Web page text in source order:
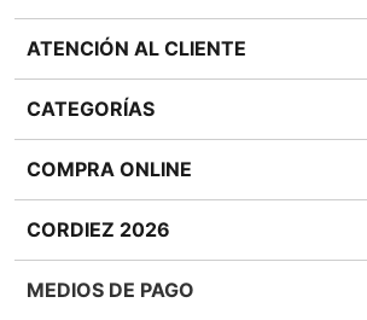
ATENCIÓN AL CLIENTE
Preguntas frecuentes
0810 555 1970
Términos y condiciones
Política de Devoluciones
Bases y Condiciones de Sorteos
CATEGORÍAS
Bebidas
Lácteos
COMPRA ONLINE
Métodos de entrega
Giftcards
CORDIEZ 2026
Quienes Somos
MEDIOS DE PAGO